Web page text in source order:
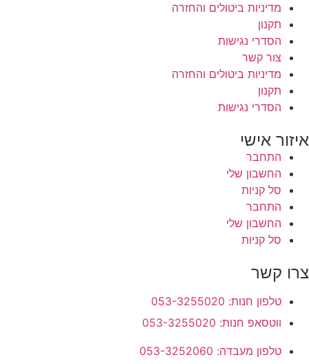
מדיניות ביטולים והחזרה
תקנון
הסדרי נגישות
צור קשר
מדיניות ביטולים והחזרה
תקנון
הסדרי נגישות
איזור אישי
התחבר
החשבון שלי
סל קניות
התחבר
החשבון שלי
סל קניות
צרו קשר
טלפון חנות: 053-3255020
ווטסאפ חנות: 053-3255020
טלפון מעבדה: 053-3252060